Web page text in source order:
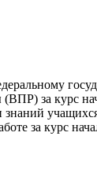
за курс
за курс